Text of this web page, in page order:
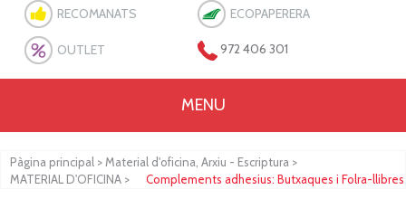
RECOMANATS ECOPAPERERA
OUTLET 972 406 301
MENU
Pàgina principal > Material d'oficina, Arxiu - Escriptura >
MATERIAL D'OFICINA > Complements adhesius: Butxaques i Folra-llibres